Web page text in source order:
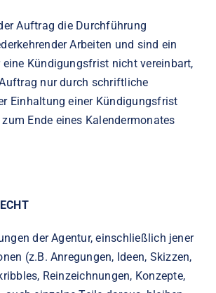
Auftrag die Durchführung
Arbeiten und sind ein
eine Kündigungsfrist nicht vereinbart,
nur durch schriftliche
Einhaltung einer Kündigungsfrist
Ende eines Kalendermonates
der Agentur, einschließlich jener
(z.B. Anregungen, Ideen, Skizzen,
Reinzeichnungen, Konzepte,